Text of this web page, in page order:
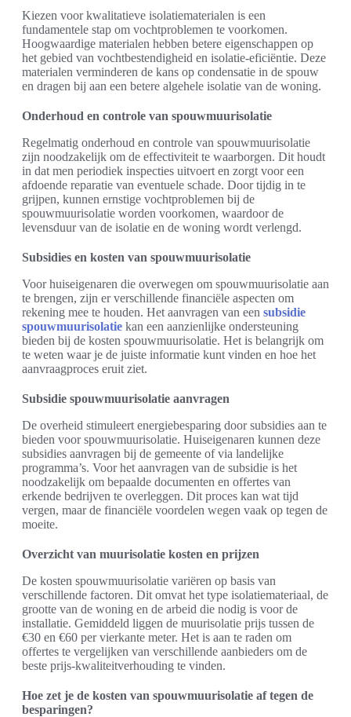
Kiezen voor kwalitatieve isolatiematerialen is een
fundamentele stap om vochtproblemen te voorkomen.
Hoogwaardige materialen hebben betere eigenschappen op
het gebied van vochtbestendigheid en isolatie-eficiëntie. Deze
materialen verminderen de kans op condensatie in de spouw
en dragen bij aan een betere algehele isolatie van de woning.
Onderhoud en controle van spouwmuurisolatie
Regelmatig onderhoud en controle van spouwmuurisolatie
zijn noodzakelijk om de effectiviteit te waarborgen. Dit houdt
in dat men periodiek inspecties uitvoert en zorgt voor een
afdoende reparatie van eventuele schade. Door tijdig in te
grijpen, kunnen ernstige vochtproblemen bij de
spouwmuurisolatie worden voorkomen, waardoor de
levensduur van de isolatie en de woning wordt verlengd.
Subsidies en kosten van spouwmuurisolatie
Voor huiseigenaren die overwegen om spouwmuurisolatie aan
te brengen, zijn er verschillende financiële aspecten om
rekening mee te houden. Het aanvragen van een subsidie
spouwmuurisolatie kan een aanzienlijke ondersteuning
bieden bij de kosten spouwmuurisolatie. Het is belangrijk om
te weten waar je de juiste informatie kunt vinden en hoe het
aanvraagproces eruit ziet.
Subsidie spouwmuurisolatie aanvragen
De overheid stimuleert energiebesparing door subsidies aan te
bieden voor spouwmuurisolatie. Huiseigenaren kunnen deze
subsidies aanvragen bij de gemeente of via landelijke
programma’s. Voor het aanvragen van de subsidie is het
noodzakelijk om bepaalde documenten en offertes van
erkende bedrijven te overleggen. Dit proces kan wat tijd
vergen, maar de financiële voordelen wegen vaak op tegen de
moeite.
Overzicht van muurisolatie kosten en prijzen
De kosten spouwmuurisolatie variëren op basis van
verschillende factoren. Dit omvat het type isolatiemateriaal, de
grootte van de woning en de arbeid die nodig is voor de
installatie. Gemiddeld liggen de muurisolatie prijs tussen de
€30 en €60 per vierkante meter. Het is aan te raden om
offertes te vergelijken van verschillende aanbieders om de
beste prijs-kwaliteitverhouding te vinden.
Hoe zet je de kosten van spouwmuurisolatie af tegen de
besparingen?